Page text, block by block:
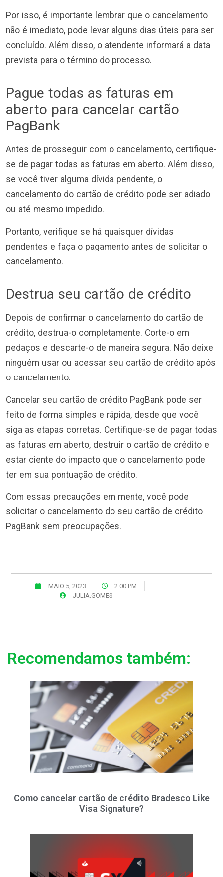
Por isso, é importante lembrar que o cancelamento
não é imediato, pode levar alguns dias úteis para ser
concluído. Além disso, o atendente informará a data
prevista para o término do processo.
Pague todas as faturas em
aberto para cancelar cartão
PagBank
Antes de prosseguir com o cancelamento, certifique-
se de pagar todas as faturas em aberto. Além disso,
se você tiver alguma dívida pendente, o
cancelamento do cartão de crédito pode ser adiado
ou até mesmo impedido.
Portanto, verifique se há quaisquer dívidas
pendentes e faça o pagamento antes de solicitar o
cancelamento.
Destrua seu cartão de crédito
Depois de confirmar o cancelamento do cartão de
crédito, destrua-o completamente. Corte-o em
pedaços e descarte-o de maneira segura. Não deixe
ninguém usar ou acessar seu cartão de crédito após
o cancelamento.
Cancelar seu cartão de crédito PagBank pode ser
feito de forma simples e rápida, desde que você
siga as etapas corretas. Certifique-se de pagar todas
as faturas em aberto, destruir o cartão de crédito e
estar ciente do impacto que o cancelamento pode
ter em sua pontuação de crédito.
Com essas precauções em mente, você pode
solicitar o cancelamento do seu cartão de crédito
PagBank sem preocupações.
MAIO 5, 2023
2:00 PM
JULIA.GOMES
Recomendamos também:
Como cancelar cartão de crédito Bradesco Like
Visa Signature?